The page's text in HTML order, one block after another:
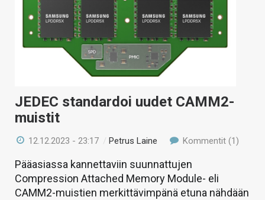
HINTA.FI
KAUPPA
HAKU
JEDEC standardoi uudet CAMM2-
muistit
12.12.2023 - 23:17 /Petrus Laine Kommentit (1)
Pääasiassa kannettaviin suunnattujen
Compression Attached Memory Module- eli
CAMM2-muistien merkittävimpänä etuna nähdään